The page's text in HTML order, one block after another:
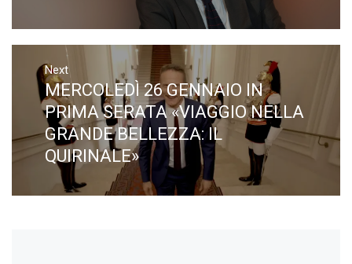
Next
Next
post:
MERCOLEDÌ 26 GENNAIO IN
PRIMA SERATA «VIAGGIO NELLA
GRANDE BELLEZZA: IL
QUIRINALE»